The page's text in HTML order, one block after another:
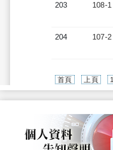
203 108-1
204 107-2
首頁 上頁 1